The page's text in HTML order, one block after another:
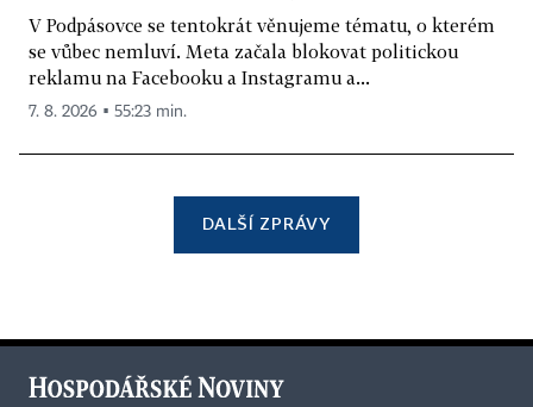
V Podpásovce se tentokrát věnujeme tématu, o kterém
se vůbec nemluví. Meta začala blokovat politickou
reklamu na Facebooku a Instagramu a...
7. 8. 2026 ▪ 55:23 min.
DALŠÍ ZPRÁVY